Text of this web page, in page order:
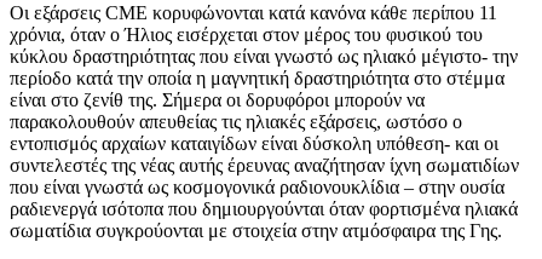
Οι εξάρσεις CME κορυφώνονται κατά κανόνα κάθε περίπου 11
χρόνια, όταν ο Ήλιος εισέρχεται στον μέρος του φυσικού του
κύκλου δραστηριότητας που είναι γνωστό ως ηλιακό μέγιστο- την
περίοδο κατά την οποία η μαγνητική δραστηριότητα στο στέμμα
είναι στο ζενίθ της. Σήμερα οι δορυφόροι μπορούν να
παρακολουθούν απευθείας τις ηλιακές εξάρσεις, ωστόσο ο
εντοπισμός αρχαίων καταιγίδων είναι δύσκολη υπόθεση- και οι
συντελεστές της νέας αυτής έρευνας αναζήτησαν ίχνη σωματιδίων
που είναι γνωστά ως κοσμογονικά ραδιονουκλίδια – στην ουσία
ραδιενεργά ισότοπα που δημιουργούνται όταν φορτισμένα ηλιακά
σωματίδια συγκρούονται με στοιχεία στην ατμόσφαιρα της Γης.